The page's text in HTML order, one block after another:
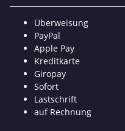
Überweisung
PayPal
Apple Pay
Kreditkarte
Giropay
Sofort
Lastschrift
auf Rechnung